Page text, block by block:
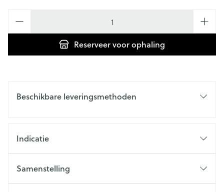
Reserveervoor ophaling
Beschikbare leveringsmethoden
Indicatie
Samenstelling